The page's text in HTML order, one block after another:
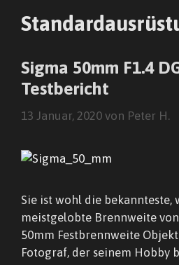
Sigma 50mm F1.4
Testbericht
13 Januar, 2020 von Peter H.
Sie ist wohl die bekannteste,
meistgelobte Brennweite
50mm Festbrennweite
Fotograf, der seinem Hobby